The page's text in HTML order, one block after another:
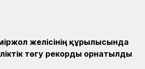
желісінің құрылысында
төгу рекорды орнатылды